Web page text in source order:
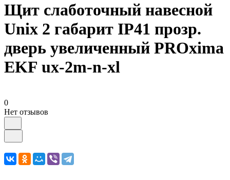
Щит слаботочный навесной
Unix 2 габарит IP41 прозр.
дверь увеличенный PROxima
EKF ux-2m-n-xl
0
Нет отзывов